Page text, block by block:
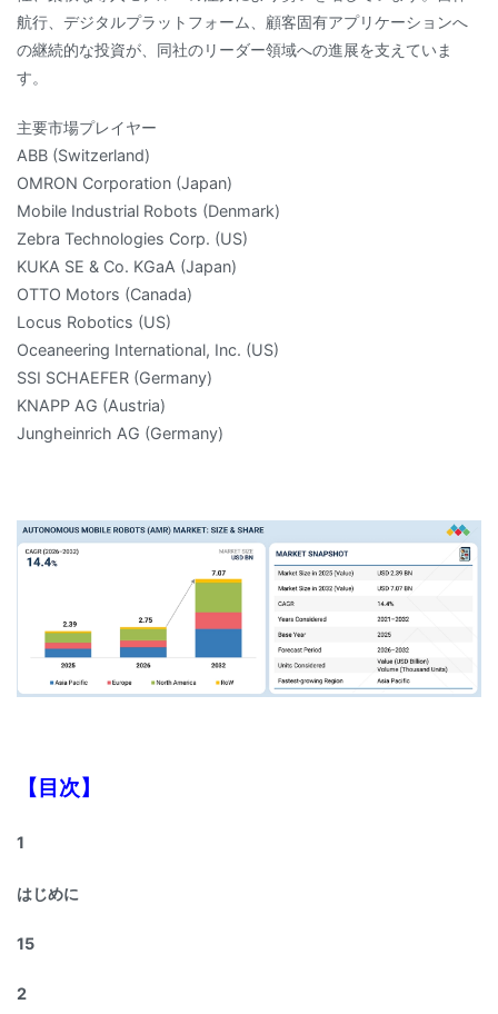
航行、デジタルプラットフォーム、顧客固有アプリケーションへ
の継続的な投資が、同社のリーダー領域への進展を支えていま
す。
主要市場プレイヤー
ABB (Switzerland)
OMRON Corporation (Japan)
Mobile Industrial Robots (Denmark)
Zebra Technologies Corp. (US)
KUKA SE & Co. KGaA (Japan)
OTTO Motors (Canada)
Locus Robotics (US)
Oceaneering International, Inc. (US)
SSI SCHAEFER (Germany)
KNAPP AG (Austria)
Jungheinrich AG (Germany)
【目次】
1
はじめに
15
2